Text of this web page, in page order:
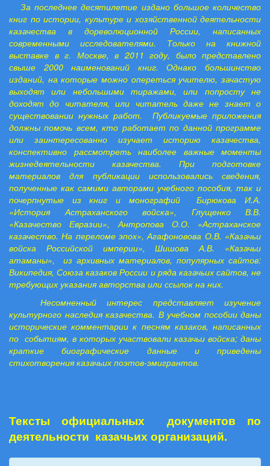
За последнее десятилетие издано большое количество
книг по истории, культуре и хозяйственной деятельности
казачества в дореволюционной России, написанных
современными исследователями. Только на книжной
выставке в г. Москве, в 2011 году, было представлено
свыше 2000 наименований книг. Однако большинство
изданий, на которые можно опереться учителю, зачастую
выходят или небольшими тиражами, или попросту не
доходят до читателя, или читатель даже не знает о
существовании нужных работ. Публикуемые приложения
должны помочь всем, кто работает по данной программе
или заинтересованно изучает историю казачества,
конспективно рассмотреть наиболее важные моменты
жизнедеятельности казачества. При подготовке
материалов для публикации использовались сведения,
полученные как самими авторами учебного пособия, так и
почерпнутые из книг и монографий
Бирюкова И.А.
«История Астраханского войска», Глущенко В.В.
«Казачество Евразии», Антропова О.О. «Астраханское
казачество. На переломе эпох», Агафоновова О.В. «Казачьи
войска Российской империи», Шишова А.В. «Казачьи
атаманы», из архивных материалов, популярных сайтов:
Википедия, Союза казаков России и ряда казачьих сайтов, не
требующих указания авторства или ссылок на них.
Несомненный интерес представляет изучение
культурного наследия казачества. В учебном пособии даны
исторические комментарии к песням казаков, написанных
по событиям, в которых участвовали казачьи войска; даны
краткие биографические данные и приведены
стихотворения казачьих поэтов-эмигрантов.
Тексты официальных документов по
деятельности казачьих организаций.